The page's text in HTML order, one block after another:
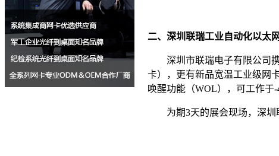
二、深圳联瑞工业自动化以太
深圳市联瑞电子有限公司
卡），更有新品宽温工业级网
唤醒功能（WOL），可工作于
为期3天的展会现场，深圳